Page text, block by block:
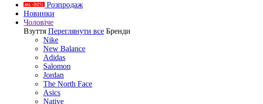
Розпродаж
Новинки
Чоловіче
Взуття Переглянути все Бренди
Nike
New Balance
Adidas
Salomon
Jordan
The North Face
Asics
Native